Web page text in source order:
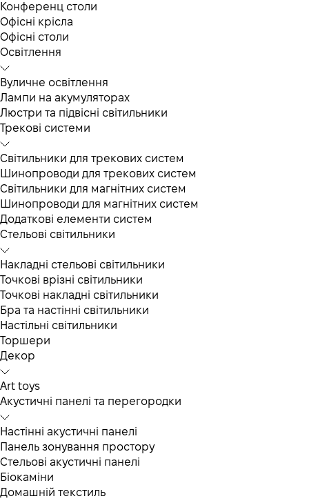
Конференц столи
Офісні крісла
Офісні столи
Освітлення
Вуличне освітлення
Лампи на акумуляторах
Люстри та підвісні світильники
Трекові системи
Світильники для трекових систем
Шинопроводи для трекових систем
Світильники для магнітних систем
Шинопроводи для магнітних систем
Додаткові елементи систем
Cтельові світильники
Накладні стельові світильники
Точкові врізні світильники
Точкові накладні світильники
Бра та настінні світильники
Настільні світильники
Торшери
Декор
Art toys
Акустичні панелі та перегородки
Настінні акустичні панелі
Панель зонування простору
Стельові акустичні панелі
Біокаміни
Домашній текстиль